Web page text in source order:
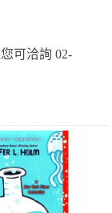
可洽詢 02-